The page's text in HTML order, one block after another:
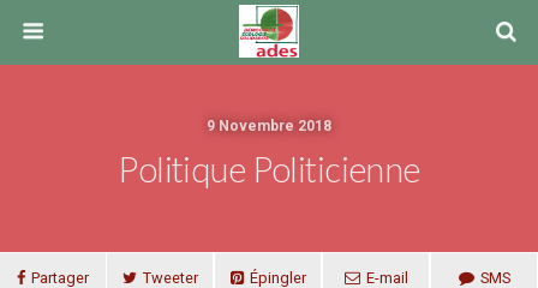
9 Novembre 2018
Politique Politicienne
Partager Tweeter Épingler E-mail SMS